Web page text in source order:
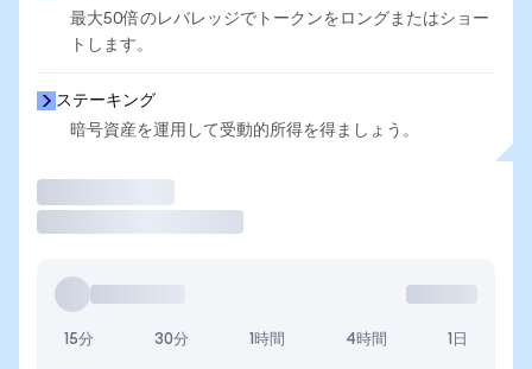
最大50倍のレバレッジでトークンをロングまたはショー
トします。
ステーキング
暗号資産を運用して受動的所得を得ましょう。
15分 30分 1時間 4時間 1日